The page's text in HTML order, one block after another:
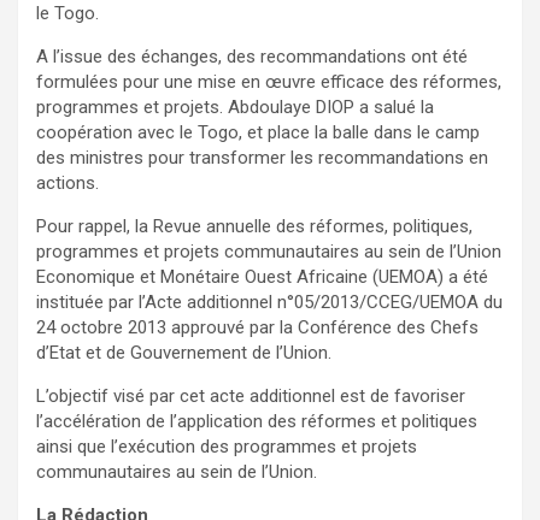
le Togo.
A l’issue des échanges, des recommandations ont été
formulées pour une mise en œuvre efficace des réformes,
programmes et projets. Abdoulaye DIOP a salué la
coopération avec le Togo, et place la balle dans le camp
des ministres pour transformer les recommandations en
actions.
Pour rappel, la Revue annuelle des réformes, politiques,
programmes et projets communautaires au sein de l’Union
Economique et Monétaire Ouest Africaine (UEMOA) a été
instituée par l’Acte additionnel n°05/2013/CCEG/UEMOA du
24 octobre 2013 approuvé par la Conférence des Chefs
d’Etat et de Gouvernement de l’Union.
L’objectif visé par cet acte additionnel est de favoriser
l’accélération de l’application des réformes et politiques
ainsi que l’exécution des programmes et projets
communautaires au sein de l’Union.
La Rédaction